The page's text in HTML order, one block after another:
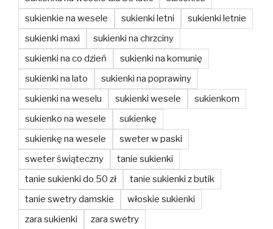
sukienkie na wesele
sukienki letni
sukienki letnie
sukienki maxi
sukienki na chrzciny
sukienki na co dzień
sukienki na komunię
sukienki na lato
sukienki na poprawiny
sukienki na weselu
sukienki wesele
sukienkom
sukienko na wesele
sukienkę
sukienkę na wesele
sweter w paski
sweter świąteczny
tanie sukienki
tanie sukienki do 50 zł
tanie sukienki z butik
tanie swetry damskie
włoskie sukienki
zara sukienki
zara swetry